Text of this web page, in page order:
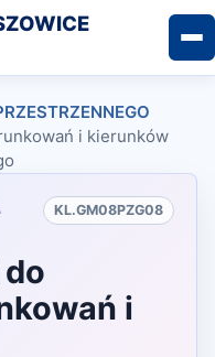
i kierunków
KL.GM08PZG08
i